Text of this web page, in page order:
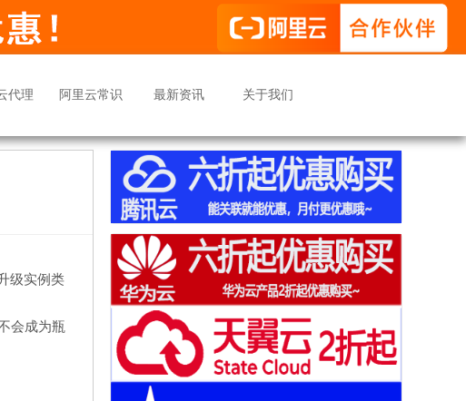
代理 阿里云常识 最新资讯 关于我们
级实例类
会成为瓶